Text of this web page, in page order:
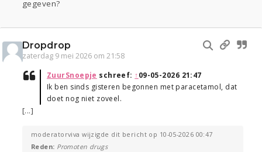
gegeven?
Dropdrop
zaterdag 9 mei 2026 om 21:58
ZuurSnoepje schreef: ↑09-05-2026 21:47
Ik ben sinds gisteren begonnen met paracetamol, dat
doet nog niet zoveel.
[...]
moderatorviva wijzigde dit bericht op 10-05-2026 00:47
Reden: Promoten drugs